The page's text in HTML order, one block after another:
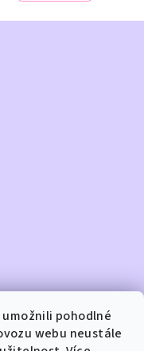
umožnili pohodlné
webu neustále